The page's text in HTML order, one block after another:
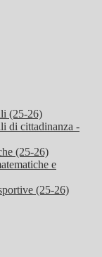
(25-26)
di cittadinanza -
(25-26)
e
(25-26)